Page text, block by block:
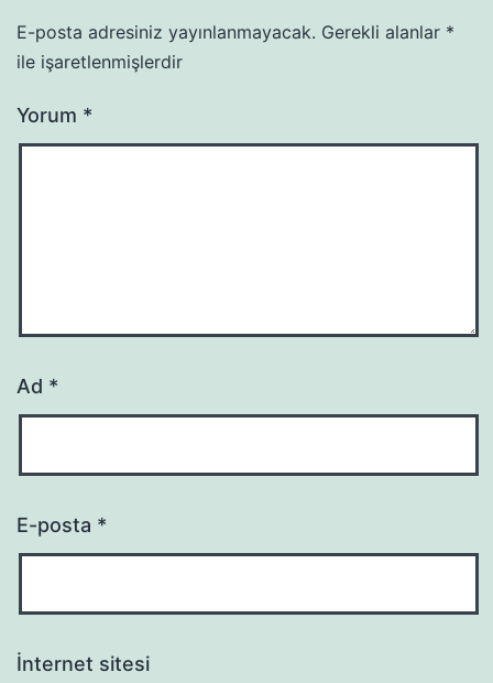
E-posta adresiniz yayınlanmayacak. Gerekli alanlar *
ile işaretlenmişlerdir
Yorum *
Ad *
E-posta *
İnternet sitesi